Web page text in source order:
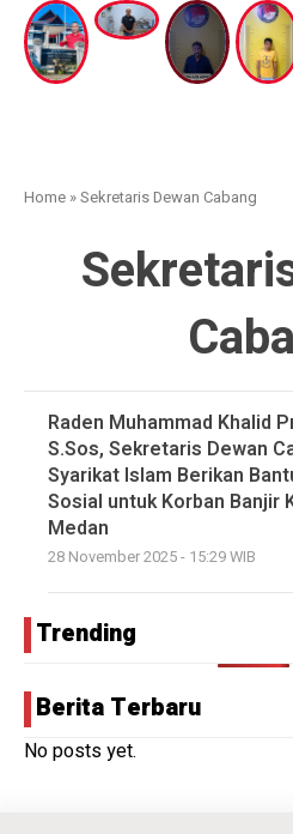
Home »Sekretaris Dewan Cabang
Raden Muhammad Khalid
S.Sos, Sekretaris Dewan
Syarikat Islam Berikan
Sosial untuk Korban Banjir
Medan
28 November 2025 - 15:29 WIB
Trending
Berita Terbaru
No posts yet.